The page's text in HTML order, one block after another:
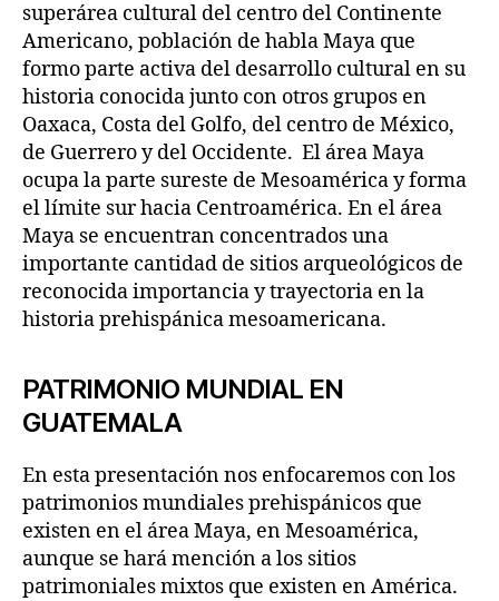
superárea cultural del centro del Continente
Americano, población de habla Maya que
formo parte activa del desarrollo cultural en su
historia conocida junto con otros grupos en
Oaxaca, Costa del Golfo, del centro de México,
de Guerrero y del Occidente. El área Maya
ocupa la parte sureste de Mesoamérica y forma
el límite sur hacia Centroamérica. En el área
Maya se encuentran concentrados una
importante cantidad de sitios arqueológicos de
reconocida importancia y trayectoria en la
historia prehispánica mesoamericana.
PATRIMONIO MUNDIAL EN
GUATEMALA
En esta presentación nos enfocaremos con los
patrimonios mundiales prehispánicos que
existen en el área Maya, en Mesoamérica,
aunque se hará mención a los sitios
patrimoniales mixtos que existen en América.